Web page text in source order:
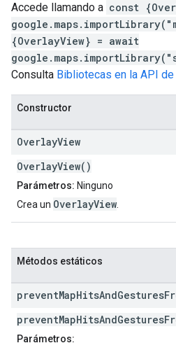
Accede llamando a const
{OverlayView} = await
Consulta Bibliotecas en la API
Constructor
OverlayView
OverlayView()
Parámetros: Ninguno
Crea un OverlayView
Métodos estáticos
preventMapHitsAndGestures
Parámetros: